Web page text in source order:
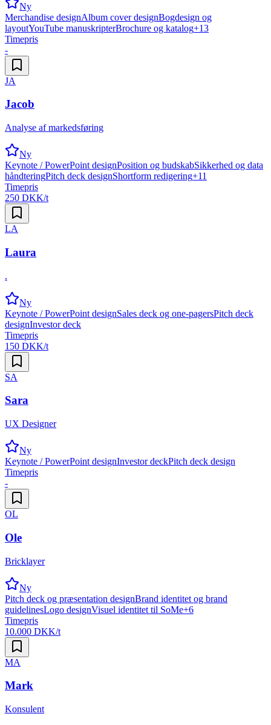
Ny
Merchandise designAlbum cover designBogdesign og
layoutYouTube manuskripterBrochure og katalog+13
Timepris
-
JA
Jacob
Analyse af markedsføring
Ny
Keynote / PowerPoint designPosition og budskabSikkerhed og data
håndteringPitch deck designShortform redigering+11
Timepris
250 DKK/t
LA
Laura
.
Ny
Keynote / PowerPoint designSales deck og one-pagersPitch deck
designInvestor deck
Timepris
150 DKK/t
SA
Sara
UX Designer
Ny
Keynote / PowerPoint designInvestor deckPitch deck design
Timepris
-
OL
Ole
Bricklayer
Ny
Pitch deck og præsentation designBrand identitet og brand
guidelinesLogo designVisuel identitet til SoMe+6
Timepris
10.000 DKK/t
MA
Mark
Konsulent